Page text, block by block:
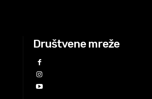
Društvene mreže